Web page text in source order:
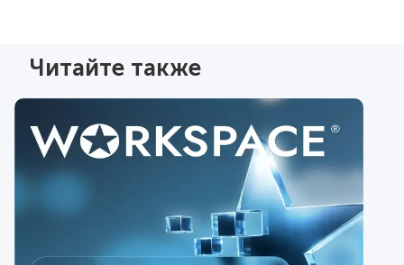
Читайте также